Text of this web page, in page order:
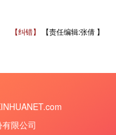
【纠错】 【责任编辑:张倩 】
限公司